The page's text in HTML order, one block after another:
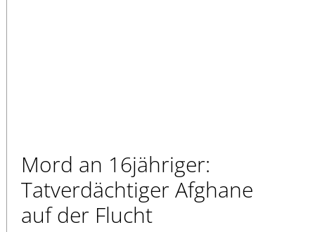
Mord an 16jähriger:
Tatverdächtiger Afghane
auf der Flucht